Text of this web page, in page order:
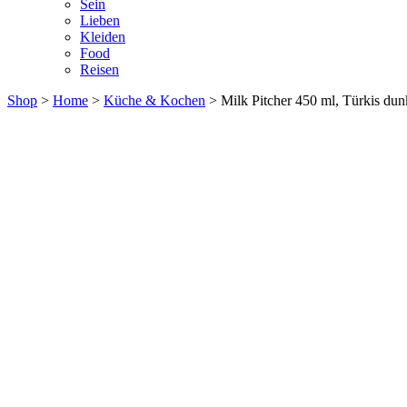
Sein
Lieben
Kleiden
Food
Reisen
Shop > Home > Küche & Kochen > Milk Pitcher 450 ml, Türkis